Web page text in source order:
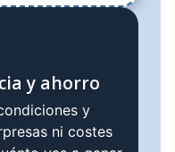
y ahorro
y
ni costes